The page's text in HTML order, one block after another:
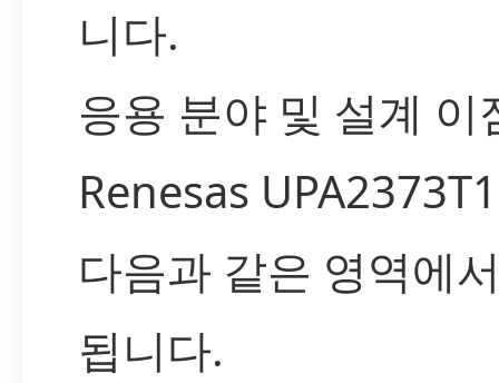
니다.
응용 분야 및 설계 이
Renesas
다음과 같은 영역에
됩니다.